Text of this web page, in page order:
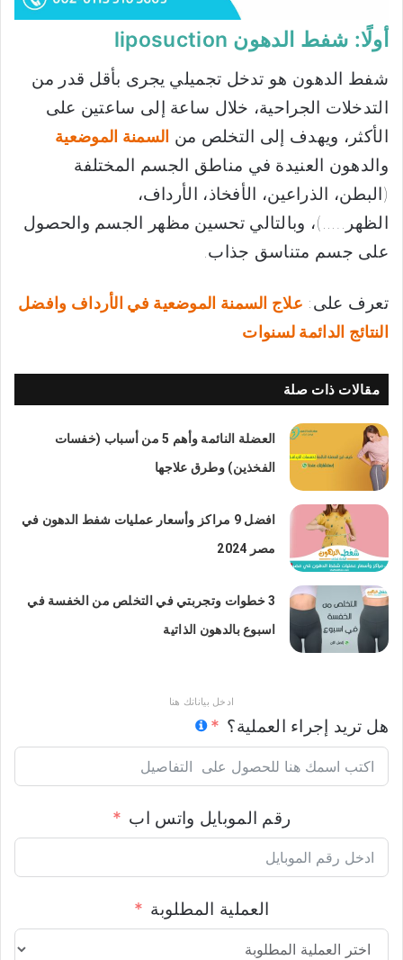
أولًا: شفط الدهون liposuction
شفط الدهون هو تدخل تجميلي يجرى بأقل قدر من
التدخلات الجراحية، خلال ساعة إلى ساعتين على
الأكثر، ويهدف إلى التخلص من السمنة الموضعية
والدهون العنيدة في مناطق الجسم المختلفة
(البطن، الذراعين، الأفخاذ، الأرداف،
الظهر…..)، وبالتالي تحسين مظهر الجسم والحصول
على جسم متناسق جذاب.
تعرف على: علاج السمنة الموضعية في الأرداف وافضل
النتائج الدائمة لسنوات
مقالات ذات صلة
العضلة النائمة وأهم 5 من أسباب (خفسات
الفخذين) وطرق علاجها
افضل 9 مراكز وأسعار عمليات شفط الدهون في
مصر 2024
3 خطوات وتجربتي في التخلص من الخفسة في
اسبوع بالدهون الذاتية
ادخل بياناتك هنا
هل تريد إجراء العملية؟
رقم الموبايل واتس اب
العملية المطلوبة